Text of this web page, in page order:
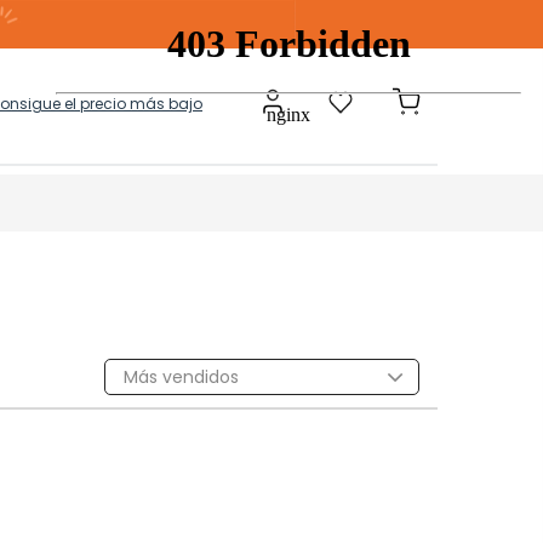
el precio más bajo
Ropa Sucia Baules Ottoman
Más vendidos